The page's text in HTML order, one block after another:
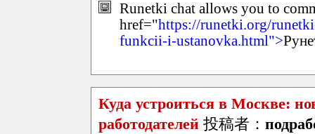
Runetki chat allows you to
href="https://runetki.org/
funkcii-i-ustanovka.html">
Куда устроиться в Москве:
работодателей 投稿者：